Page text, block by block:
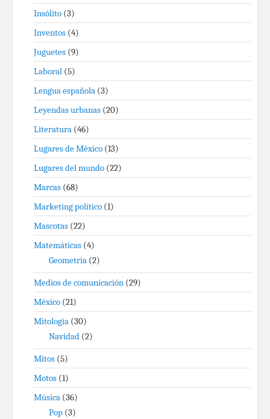
Insólito (3)
Inventos (4)
Juguetes (9)
Laboral (5)
Lengua española (3)
Leyendas urbanas (20)
Literatura (46)
Lugares de México (13)
Lugares del mundo (22)
Marcas (68)
Marketing político (1)
Mascotas (22)
Matemáticas (4)
Geometría (2)
Medios de comunicación (29)
México (21)
Mitología (30)
Navidad (2)
Mitos (5)
Motos (1)
Música (36)
Pop (3)